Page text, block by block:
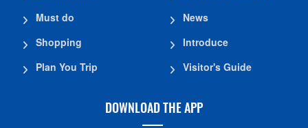
Must do
Shopping
Plan You Trip
News
Introduce
Visitor's Guide
DOWNLOAD THE APP